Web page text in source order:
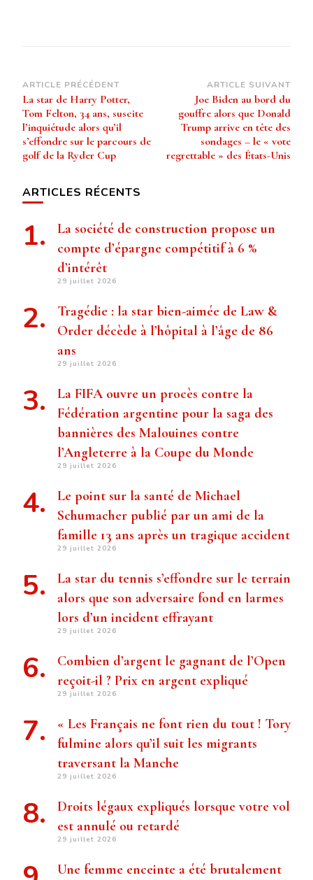
Navigation
d’article
ARTICLE PRÉCÉDENT
La star de Harry Potter,
Tom Felton, 34 ans, suscite
l’inquiétude alors qu’il
s’effondre sur le parcours de
golf de la Ryder Cup
ARTICLE SUIVANT
Joe Biden au bord du
gouffre alors que Donald
Trump arrive en tête des
sondages – le « vote
regrettable » des États-Unis
ARTICLES RÉCENTS
La société de construction propose un
compte d’épargne compétitif à 6 %
d’intérêt
29 juillet 2026
Tragédie : la star bien-aimée de Law &
Order décède à l’hôpital à l’âge de 86
ans
29 juillet 2026
La FIFA ouvre un procès contre la
Fédération argentine pour la saga des
bannières des Malouines contre
l’Angleterre à la Coupe du Monde
29 juillet 2026
Le point sur la santé de Michael
Schumacher publié par un ami de la
famille 13 ans après un tragique accident
29 juillet 2026
La star du tennis s’effondre sur le terrain
alors que son adversaire fond en larmes
lors d’un incident effrayant
29 juillet 2026
Combien d’argent le gagnant de l’Open
reçoit-il ? Prix ​​en argent expliqué
29 juillet 2026
« Les Français ne font rien du tout ! Tory
fulmine alors qu’il suit les migrants
traversant la Manche
29 juillet 2026
Droits légaux expliqués lorsque votre vol
est annulé ou retardé
29 juillet 2026
Une femme enceinte a été brutalement